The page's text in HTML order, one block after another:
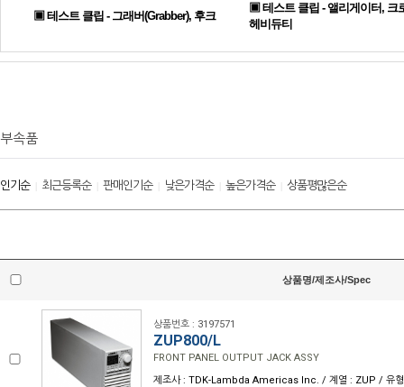
▣ 테스트 클립 - 그래버(Grabber), 후크
▣ 테스트 클립 - 앨리게이터, 크
헤비듀티
부속품
인기순| 최근등록순| 판매인기순| 낮은가격순| 높은가격순| 상품평많은순
상품명/제조사/Spec
상품번호 : 3197571
ZUP800/L
FRONT PANEL OUTPUT JACK ASSY
제조사 : TDK-Lambda Americas Inc. / 계열 : ZUP / 유형